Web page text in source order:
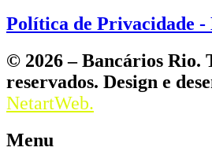
Política de Privacidade -
© 2026 – Bancários Rio.
reservados. Design e
NetartWeb.
Menu